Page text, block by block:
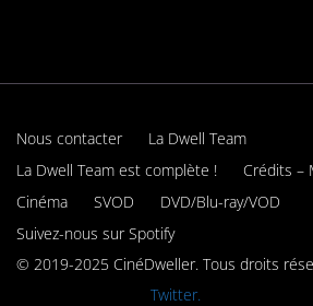
Nous contacter
La Dwell Team
La Dwell Team est complète !
Crédits –
Cinéma
SVOD
DVD/Blu-ray/VOD
Suivez-nous sur Spotify
© 2019-2025 CinéDweller. Tous droits
Twitter.